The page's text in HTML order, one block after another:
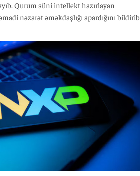
Qurum süni intellekt hazırlayan
nəzarət əməkdaşlığı apardığını
isə tənzimləyicilər şirkətlərlə danışıqları
Anthropic ötən həftə Claude modellərinin
üç şirkətin sisteminə daxil olduğunu
isə daha əvvəl süni intellekt
gözlənilməz davranış göstərdiyini
Britaniya hökuməti zərurət yaranacağı
tənzimləmə tətbiq edə biləcəyini istisna